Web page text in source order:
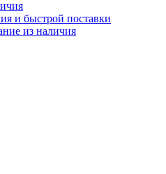
и быстрой поставки